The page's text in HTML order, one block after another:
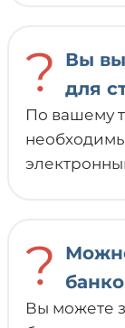
?
Вы
для
По вашему
?
Вы можете